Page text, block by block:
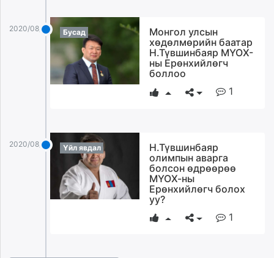
2020/08/14 Бусад
Монгол улсын
хөдөлмөрийн баатар
Н.Түвшинбаяр МҮОХ-
ны Ерөнхийлөгч
боллоо
1
2020/08/14 Үйл явдал
Н.Түвшинбаяр
олимпын аварга
болсон өдрөөрөө
МҮОХ-ны
Ерөнхийлөгч болох
уу?
1